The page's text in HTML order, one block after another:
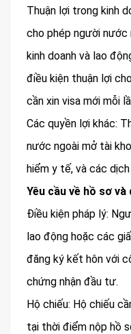
Thuận lợi trong kinh
cho phép người
kinh doanh và lao
điều kiện thuận lợi
cần xin visa mới mỗi
Các quyền lợi khác:
nước ngoài mở tài
hiểm y tế, và các
Yêu cầu về hồ sơ
Điều kiện pháp lý:
lao động hoặc các
đăng ký kết hôn với
chứng nhận đầu tư.
Hộ chiếu: Hộ chiếu
tại thời điểm nộp hồ